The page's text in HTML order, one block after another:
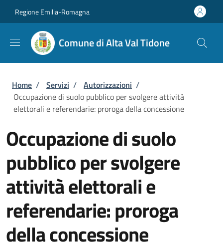
Regione Emilia-Romagna
Comune di Alta Val Tidone
Briciole di pane
Home / Servizi / Autorizzazioni /
Occupazione di suolo pubblico per svolgere attività
elettorali e referendarie: proroga della concessione
Occupazione di suolo
pubblico per svolgere
attività elettorali e
referendarie: proroga
della concessione